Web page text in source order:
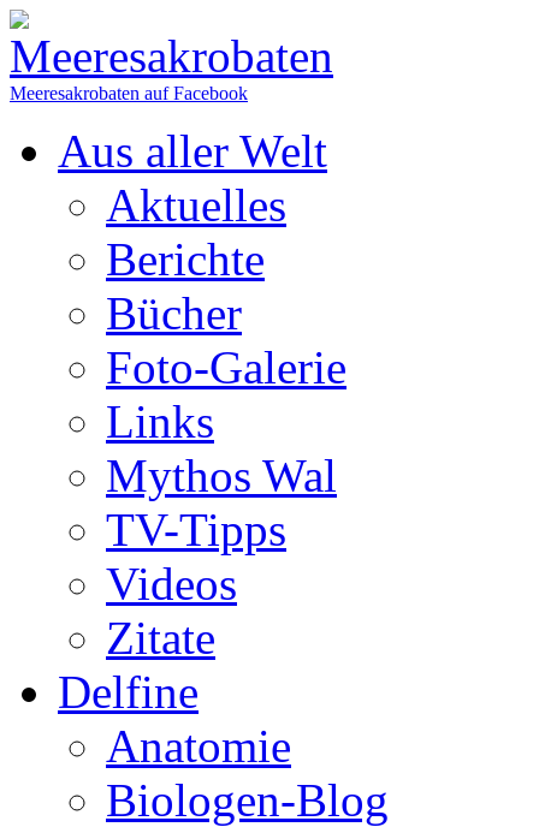
Meeresakrobaten auf Facebook
Aus aller Welt
Aktuelles
Berichte
Bücher
Foto-Galerie
Links
Mythos Wal
TV-Tipps
Videos
Zitate
Delfine
Anatomie
Biologen-Blog